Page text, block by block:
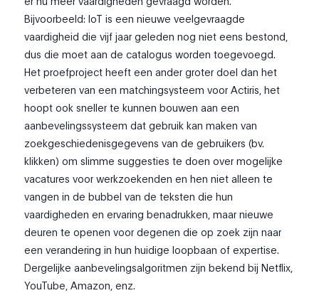
Bijvoorbeeld: IoT is een nieuwe veelgevraagde
vaardigheid die vijf jaar geleden nog niet eens bestond,
dus die moet aan de catalogus worden toegevoegd.
Het proefproject heeft een ander groter doel dan het
verbeteren van een matchingsysteem voor Actiris, het
hoopt ook sneller te kunnen bouwen aan een
aanbevelingssysteem dat gebruik kan maken van
zoekgeschiedenisgegevens van de gebruikers (bv.
klikken) om slimme suggesties te doen over mogelijke
vacatures voor werkzoekenden en hen niet alleen te
vangen in de bubbel van de teksten die hun
vaardigheden en ervaring benadrukken, maar nieuwe
deuren te openen voor degenen die op zoek zijn naar
een verandering in hun huidige loopbaan of expertise.
Dergelijke aanbevelingsalgoritmen zijn bekend bij Netflix,
YouTube, Amazon, enz.